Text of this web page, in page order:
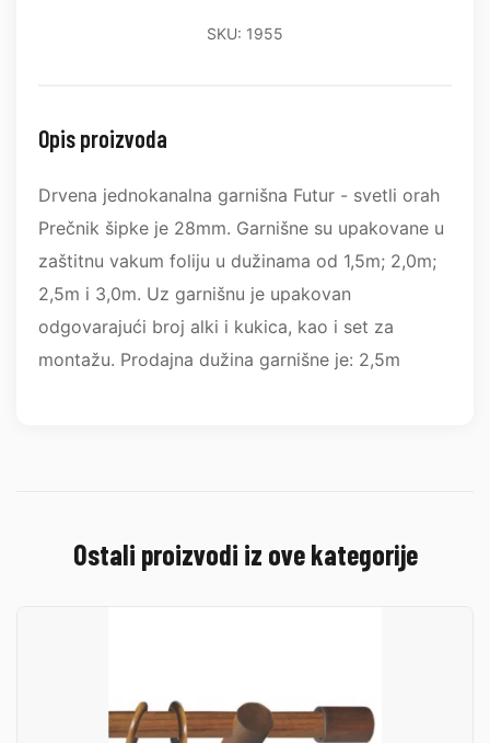
SKU: 1955
Opis proizvoda
Drvena jednokanalna garnišna Futur - svetli orah
Prečnik šipke je 28mm. Garnišne su upakovane u
zaštitnu vakum foliju u dužinama od 1,5m; 2,0m;
2,5m i 3,0m. Uz garnišnu je upakovan
odgovarajući broj alki i kukica, kao i set za
montažu. Prodajna dužina garnišne je: 2,5m
Ostali proizvodi iz ove kategorije